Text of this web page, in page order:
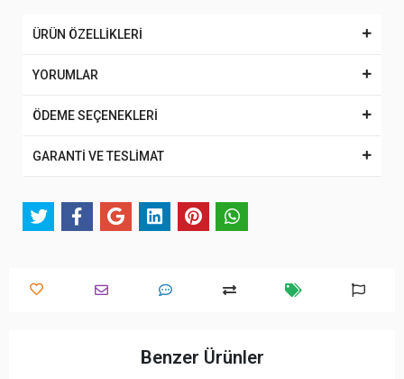
ÜRÜN ÖZELLİKLERİ
YORUMLAR
ÖDEME SEÇENEKLERİ
GARANTİ VE TESLİMAT
Benzer Ürünler